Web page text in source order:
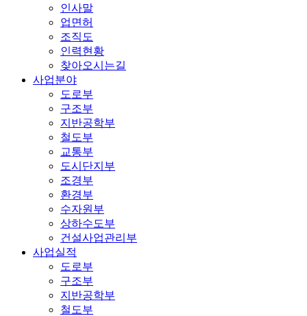
인사말
업면허
조직도
인력현황
찾아오시는길
사업분야
도로부
구조부
지반공학부
철도부
교통부
도시단지부
조경부
환경부
수자원부
상하수도부
건설사업관리부
사업실적
도로부
구조부
지반공학부
철도부